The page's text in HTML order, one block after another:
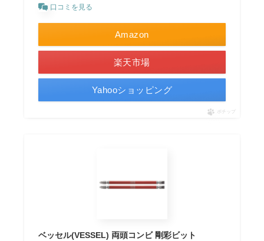
口コミを見る
Amazon
楽天市場
Yahooショッピング
ポチップ
ベッセル(VESSEL) 両頭コンビ 剛彩ビット